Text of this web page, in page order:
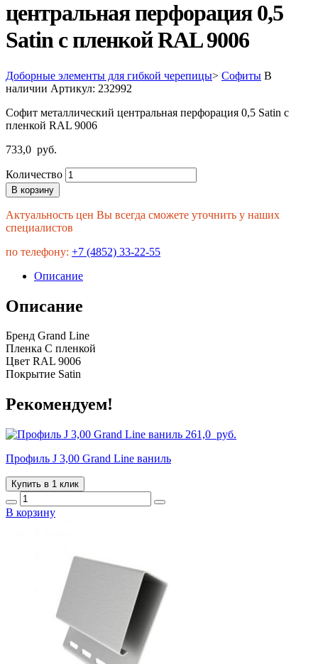
центральная перфорация 0,5
Satin с пленкой RAL 9006
Доборные элементы для гибкой черепицы> Софиты В
наличии Артикул: 232992
Софит металлический центральная перфорация 0,5 Satin с
пленкой RAL 9006
733,0 руб.
Количество
В корзину
Актуальность цен Вы всегда сможете уточнить у наших
специалистов
по телефону: +7 (4852) 33-22-55
Описание
Описание
Бренд Grand Line
Пленка С пленкой
Цвет RAL 9006
Покрытие Satin
Рекомендуем!
261,0 руб.
Профиль J 3,00 Grand Line ваниль
Купить в 1 клик
В корзину